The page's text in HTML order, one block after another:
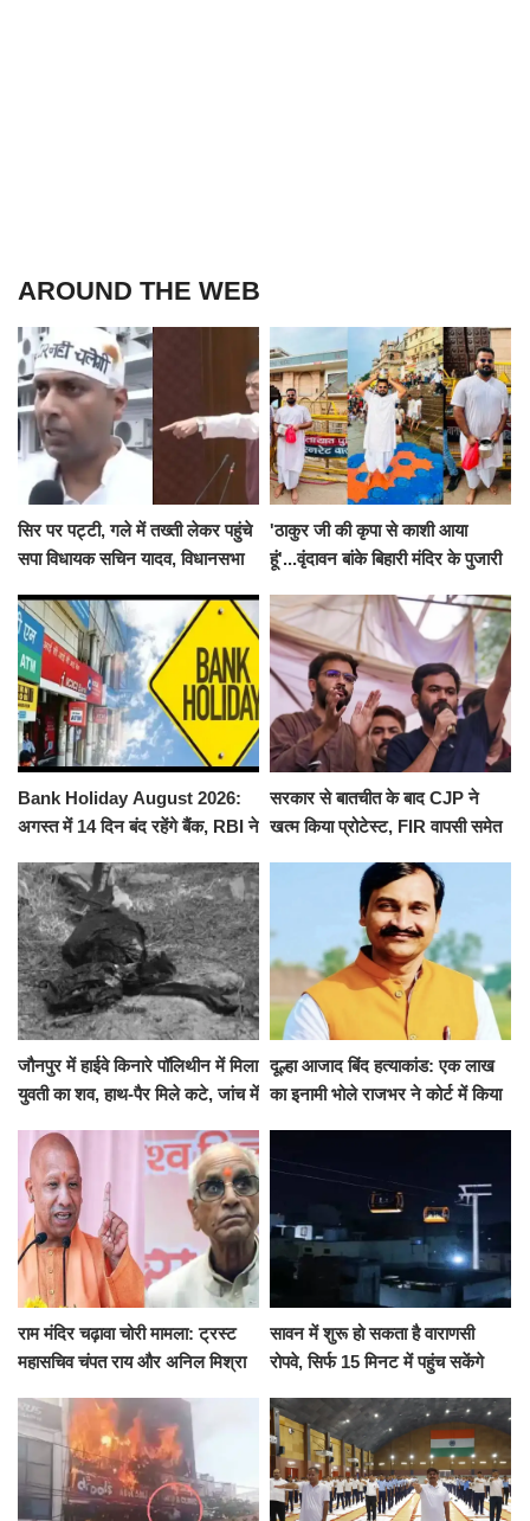
AROUND THE WEB
सिर पर पट्टी, गले में तख्ती लेकर पहुंचे
सपा विधायक सचिन यादव, विधानसभा
निलंबित
'ठाकुर जी की कृपा से काशी आया
हूं'...वृंदावन बांके बिहारी मंदिर के पुजारी
जलाभिषेक
Bank Holiday August 2026:
अगस्त में 14 दिन बंद रहेंगे बैंक, RBI ने
सरकार से बातचीत के बाद CJP ने
खत्म किया प्रोटेस्ट, FIR वापसी समेत
जौनपुर में हाईवे किनारे पॉलिथीन में मिला
युवती का शव, हाथ-पैर मिले कटे, जांच में
दूल्हा आजाद बिंद हत्याकांड: एक लाख
का इनामी भोले राजभर ने कोर्ट में किया
राम मंदिर चढ़ावा चोरी मामला: ट्रस्ट
महासचिव चंपत राय और अनिल मिश्रा
को नहीं...
सावन में शुरू हो सकता है वाराणसी
रोपवे, सिर्फ 15 मिनट में पहुंच सकेंगे
किराया